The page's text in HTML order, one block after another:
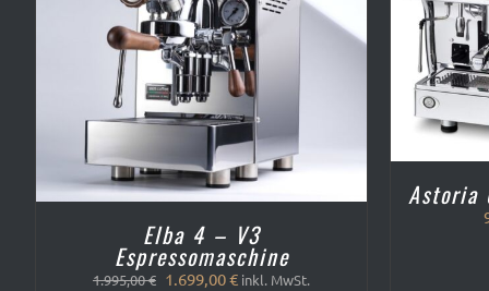
Elba 4 – V3
Espressomaschine
1.995,00€ Ursprünglicher
1.699,00€Aktueller
inkl. MwSt.
AUSFÜHRUNG WÄHLEN
QUICK
VIEW
Astoria